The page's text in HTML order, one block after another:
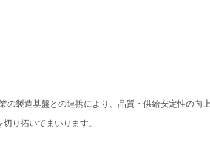
製造基盤との連携により、品質・供給安定性の向上
り拓いてまいります。